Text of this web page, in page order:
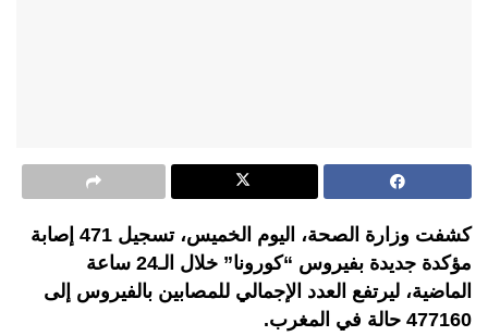
كشفت وزارة الصحة، اليوم الخميس، تسجيل 471 إصابة
مؤكدة جديدة بفيروس “كورونا” خلال الـ24 ساعة
الماضية، ليرتفع العدد الإجمالي للمصابين بالفيروس إلى
477160 حالة في المغرب.